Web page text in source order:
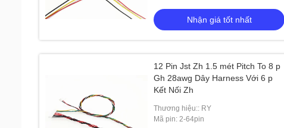
Nhận giá tốt nhất
12 Pin Jst Zh 1.5 mét Pitch To 8 p
Gh 28awg Dây Harness Với 6 p
Kết Nối Zh
Thương hiệu:: RY
Mã pin: 2-64pin